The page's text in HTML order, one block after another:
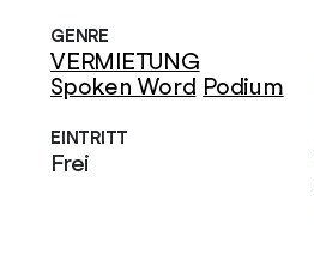
GENRE
VERMIETUNG
Spoken Word Podium
EINTRITT
Frei